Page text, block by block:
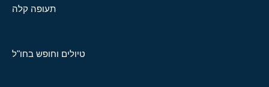
תעופה קלה
טיולים וחופש בחו"ל